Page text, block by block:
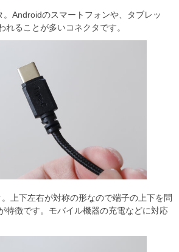
Androidのスマートフォンや、タブレッ
れることが多いコネクタです。
上下左右が対称の形なので端子の上下を問
特徴です。モバイル機器の充電などに対応